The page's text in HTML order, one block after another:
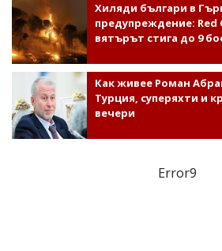
Хиляди българи в
предупреждение: Red
вятърът стига до 9
Как живее Роман
Турция, суперяхти и
вечери
Error9